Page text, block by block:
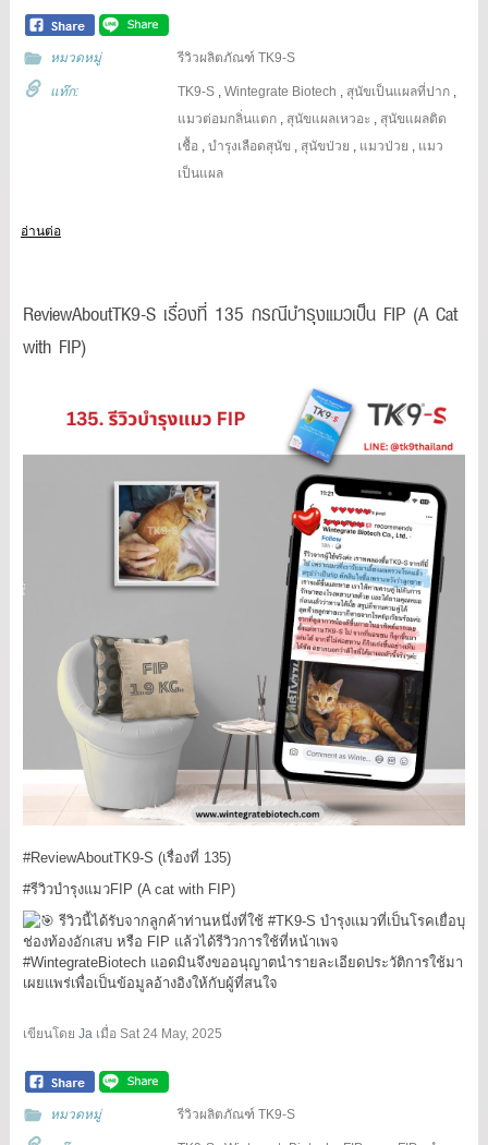
หมวดหมู่ รีวิวผลิตภัณฑ์ TK9-S
แท๊ก: TK9-S ,Wintegrate Biotech , สุนัขเป็นแผลที่ปาก ,
แมวต่อมกลิ่นแตก , สุนัขแผลเหวอะ , สุนัขแผลติด
เชื้อ ,บำรุงเลือดสุนัข , สุนัขป่วย , แมวป่วย , แมว
เป็นแผล
อ่านต่อ
ReviewAboutTK9-S เรื่องที่ 135 กรณีบำรุงแมวเป็น FIP (A Cat
with FIP)
#ReviewAboutTK9-S (เรื่องที่ 135)
#รีวิวบำรุงแมวFIP (A cat with FIP)
รีวิวนี้ได้รับจากลูกค้าท่านหนึ่งที่ใช้ #TK9-S บำรุงแมวที่เป็นโรคเยื่อบุ
ช่องท้องอักเสบ หรือ FIP แล้วได้รีวิวการใช้ที่หน้าเพจ
#WintegrateBiotechแอดมินจึงขออนุญาตนำรายละเอียดประวัติการใช้มา
เผยแพร่เพื่อเป็นข้อมูลอ้างอิงให้กับผู้ที่สนใจ
เขียนโดย Jaเมื่อ Sat 24 May, 2025
หมวดหมู่ รีวิวผลิตภัณฑ์ TK9-S